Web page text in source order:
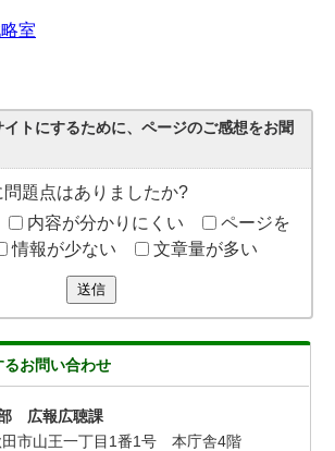
室
イトにするために、ページのご感想をお聞
問題点はありましたか?
内容が分かりにくい
ページを
情報が少ない 文章量が多い
送信
るお問い合わせ
広報広聴課
市山王一丁目1番1号 本庁舎4階